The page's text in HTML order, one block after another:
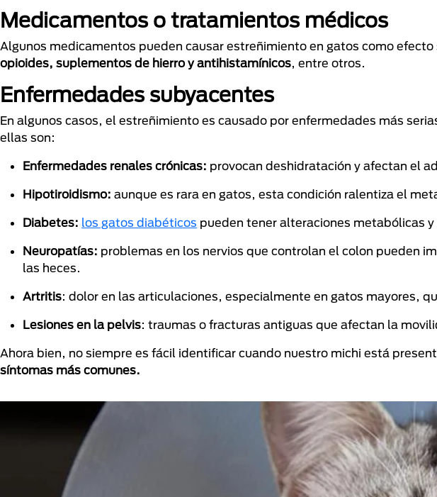
Medicamentos o tratamientos médicos
Algunos medicamentos pueden causar estreñimiento en gatos como
opioides, suplementos de hierro y antihistamínicos, entre otros.
Enfermedades subyacentes
En algunos casos, el estreñimiento es causado por enfermedades más
ellas son:
Enfermedades renales crónicas: provocan deshidratación y afectan el
Hipotiroidismo: aunque es rara en gatos, esta condición ralentiza el
Diabetes: los gatos diabéticos pueden tener alteraciones metabólicas
Neuropatías: problemas en los nervios que controlan el colon pueden
las heces.
Artritis: dolor en las articulaciones, especialmente en gatos mayores,
Lesiones en la pelvis: traumas o fracturas antiguas que afectan la
Ahora bien, no siempre es fácil identificar cuando nuestro michi está
síntomas más comunes.